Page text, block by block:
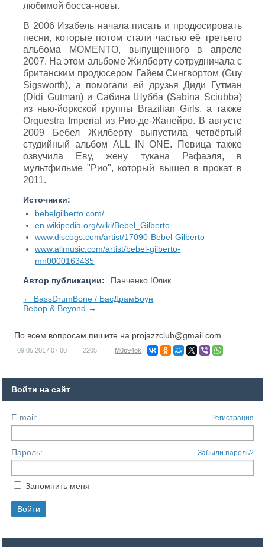
любимой босса-новы.
В 2006 Изабель начала писать и продюсировать
песни, которые потом стали частью её третьего
альбома MOMENTO, выпущенного в апреле
2007. На этом альбоме Жилберту сотрудничала с
британским продюсером Гайем Сингвортом (Guy
Sigsworth), а помогали ей друзья Диди Гутман
(Didi Gutman) и Сабина Шубба (Sabina Sciubba)
из нью-йоркской группы Brazilian Girls, а также
Orquestra Imperial из Рио-де-Жанейро. В августе
2009 Бебел Жилберту выпустила четвёртый
студийный альбом ALL IN ONE. Певица также
озвучила Еву, жену тукана Рафаэля, в
мультфильме "Рио", который вышел в прокат в
2011.
Источники:
bebelgilberto.com/
en.wikipedia.org/wiki/Bebel_Gilberto
www.discogs.com/artist/17090-Bebel-Gilberto
www.allmusic.com/artist/bebel-gilberto-
mn0000163435
Автор публикации:
Панченко Юлик
← BassDrumBone / БасДрамБоун
Bebop & Beyond →
По всем вопросам пишите на projazzclub@gmail.com
09.05.2017 07:00 2205 M0p94ok
Войти на сайт
E-mail: Регистрация
Пароль: Забыли пароль?
Запомнить меня